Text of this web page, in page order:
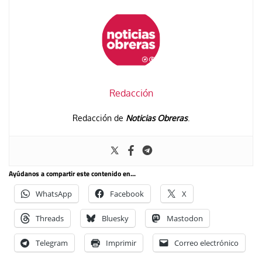
Redacción
Redacción de Noticias Obreras.
Ayúdanos a compartir este contenido en...
WhatsApp Facebook X
Threads Bluesky Mastodon
Telegram Imprimir Correo electrónico